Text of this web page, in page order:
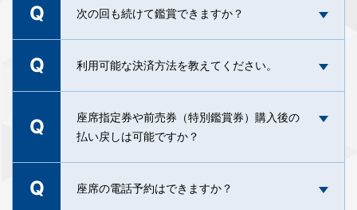
の登録」にドメインを追加。（詳細はこちら
※その他のメールサービスや、各キャリアメールの
詳細については、各社のご案内をご確認くださ
ドを印刷した上でご持参いただいてもご入場が可
ュリティコードのあるものはオンラインチケット
います。
A
全席指定席となります。座席指定券ご購入時に、
Q 次の回も続けて鑑賞できますか？
A
定員入替制となっておりますので、同じ作品を続
後次回のお客様をご案内・入場頂いております。
上映の途中から入場された場合でも、次回を引き
続きご鑑賞頂くことはできませんので、上映開始
前にはお席に着かれますようご注意ください。
Q 利用可能な決済方法を教えてください。
現金のほか、下記のクレジットカード、電子マネ
ー、QRコード決済がご利用いただけます。
［クレジットカード］VISA、Mastercard、JCB、
American Express、Diners Club、Discover Card
Q
座席指定券や前売券（特別鑑賞券）購入後の
払い戻しは可能ですか？
申し訳ございませんが座席指定券の払い戻しや時
Q 座席の電話予約はできますか？